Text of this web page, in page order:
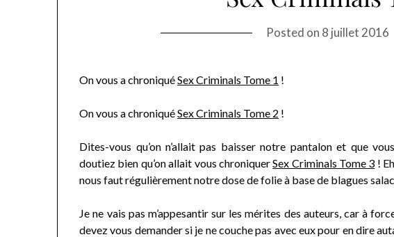
Posted on 8 juillet 2016
On vous a chroniquéSex Criminals Tome 1 !
On vous a chroniquéSex Criminals Tome 2 !
Dites-vous qu’on n’allait pas baisser notre pantalon et que
doutiez bien qu’on allait vous chroniquerSex Criminals Tome 3 !
nous faut régulièrement notre dose de folie à base de blagues
Je ne vais pas m’appesantir sur les mérites des auteurs, car à
devez vous demander si je ne couche pas avec eux pour en dire